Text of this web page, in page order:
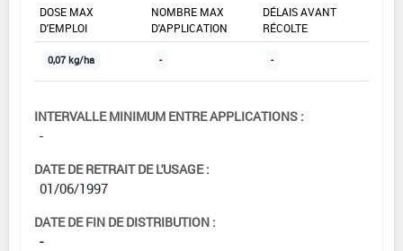
DOSE MAX
D'EMPLOI
NOMBRE MAX
D'APPLICATION
DÉLAIS AVANT
RÉCOLTE
0,07 kg/ha - -
INTERVALLE MINIMUM ENTRE APPLICATIONS :
-
DATE DE RETRAIT DE L'USAGE :
01/06/1997
DATE DE FIN DE DISTRIBUTION :
-